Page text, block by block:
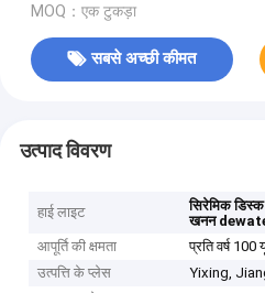
MOQ：एक टुकड़ा
सबसे अच्छी कीमत
उत्पाद विवरण
हाई लाइट सिरेमिक
खनन
आपूर्ति की क्षमता
प्रति वर्ष 100
उत्पत्ति के प्लेस
Yixing,